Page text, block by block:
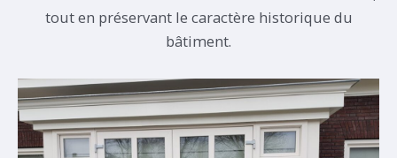
tout en préservant le caractère historique du
bâtiment.